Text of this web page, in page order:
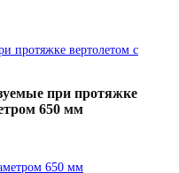
при протяжке
650 мм